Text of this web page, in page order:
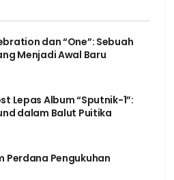
dan “One”: Sebuah
Menjadi Awal Baru
Lepas Album “Sputnik-1”:
dalam Balut Puitika
Perdana Pengukuhan